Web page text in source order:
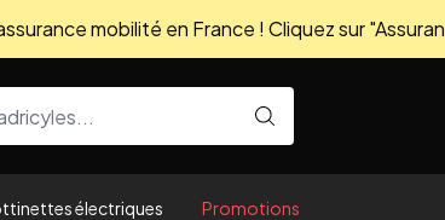
mobilité en France ! Cliquez sur
électriques Promotions